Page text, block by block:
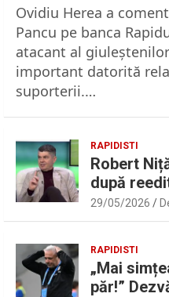
Ovidiu Herea a
Pancu pe banca
atacant al
important datorită
suporterii.…
RAPIDISTI
Robert
după
Sport.ro
29/05/2026
RAPIDISTI
„Mai
păr!”